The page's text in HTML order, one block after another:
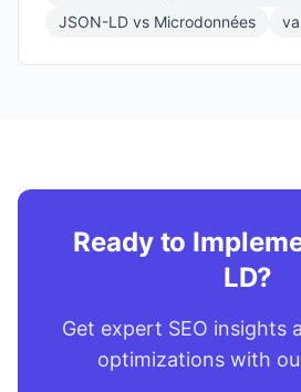
JSON-LD vs Microdonnées
Ready to
LD?
Get expert SEO insights
optimizations with